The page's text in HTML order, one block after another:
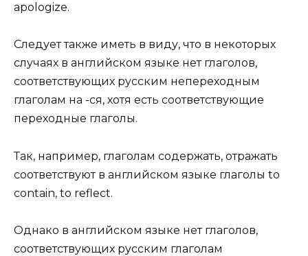
apologize.
Следует также иметь в виду, что в некоторых
случаях в английском языке нет глаголов,
соответствующих русским непереходным
глаголам на -ся, хотя есть соответствующие
переходные глаголы.
Так, например, глаголам содержать, отражать
соответствуют в английском языке глаголы to
contain, to reflect.
Однако в английском языке нет глаголов,
соответствующих русским глаголам